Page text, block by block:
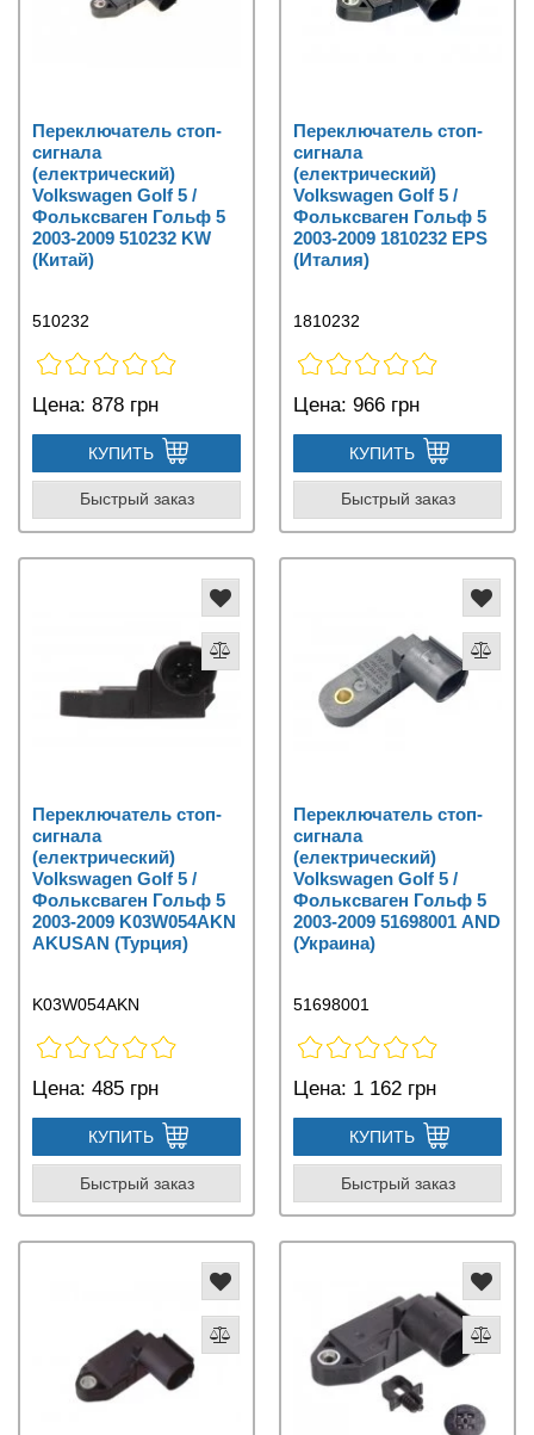
Переключатель стоп-
сигнала
(електрический)
Volkswagen Golf 5 /
Фольксваген Гольф 5
2003-2009 510232 KW
(Китай)
510232
Цена: 878 грн
КУПИТЬ
Быстрый заказ
Переключатель стоп-
сигнала
(електрический)
Volkswagen Golf 5 /
Фольксваген Гольф 5
2003-2009 1810232 EPS
(Италия)
1810232
Цена: 966 грн
КУПИТЬ
Быстрый заказ
Переключатель стоп-
сигнала
(електрический)
Volkswagen Golf 5 /
Фольксваген Гольф 5
2003-2009 K03W054AKN
AKUSAN (Турция)
K03W054AKN
Цена: 485 грн
КУПИТЬ
Быстрый заказ
Переключатель стоп-
сигнала
(електрический)
Volkswagen Golf 5 /
Фольксваген Гольф 5
2003-2009 51698001 AND
(Украина)
51698001
Цена: 1 162 грн
КУПИТЬ
Быстрый заказ